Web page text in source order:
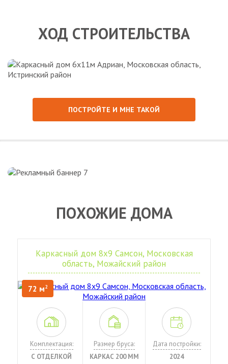
ХОД СТРОИТЕЛЬСТВА
ПОСТРОЙТЕ И МНЕ ТАКОЙ
ПОХОЖИЕ ДОМА
Каркасный дом 8х9 Самсон, Московская
область, Можайский район
72 м2
Комплектация:
С ОТДЕЛКОЙ
Размер бруса:
КАРКАС 200 ММ
Дата постройки:
2024